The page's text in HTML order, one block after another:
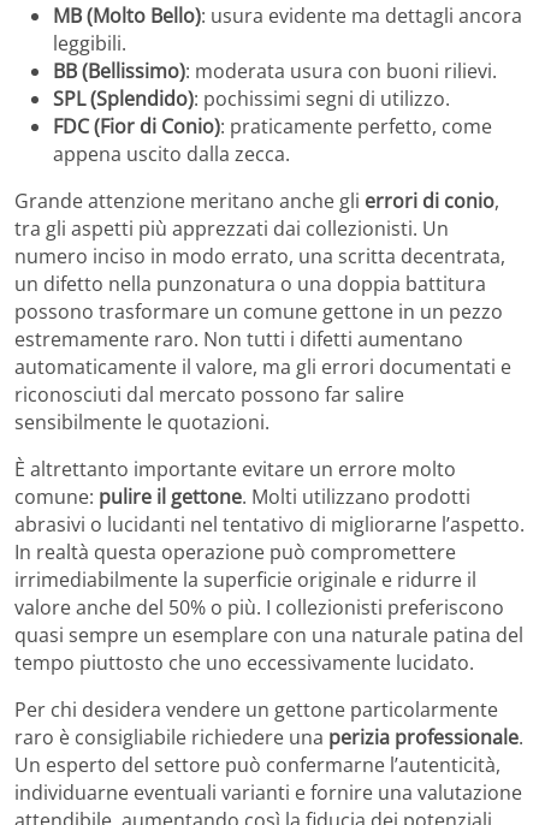
MB (Molto Bello): usura evidente ma dettagli ancora
leggibili.
BB (Bellissimo): moderata usura con buoni rilievi.
SPL (Splendido): pochissimi segni di utilizzo.
FDC (Fior di Conio): praticamente perfetto, come
appena uscito dalla zecca.
Grande attenzione meritano anche gli errori di conio,
tra gli aspetti più apprezzati dai collezionisti. Un
numero inciso in modo errato, una scritta decentrata,
un difetto nella punzonatura o una doppia battitura
possono trasformare un comune gettone in un pezzo
estremamente raro. Non tutti i difetti aumentano
automaticamente il valore, ma gli errori documentati e
riconosciuti dal mercato possono far salire
sensibilmente le quotazioni.
È altrettanto importante evitare un errore molto
comune: pulire il gettone. Molti utilizzano prodotti
abrasivi o lucidanti nel tentativo di migliorarne l’aspetto.
In realtà questa operazione può compromettere
irrimediabilmente la superficie originale e ridurre il
valore anche del 50% o più. I collezionisti preferiscono
quasi sempre un esemplare con una naturale patina del
tempo piuttosto che uno eccessivamente lucidato.
Per chi desidera vendere un gettone particolarmente
raro è consigliabile richiedere una perizia professionale.
Un esperto del settore può confermarne l’autenticità,
individuarne eventuali varianti e fornire una valutazione
attendibile, aumentando così la fiducia dei potenziali